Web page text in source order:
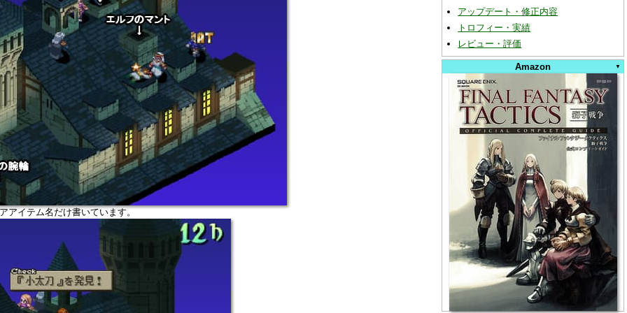
アイテム名だけ書いています。
アップデート・修正内容
トロフィー・実績
レビュー・評価
Amazon